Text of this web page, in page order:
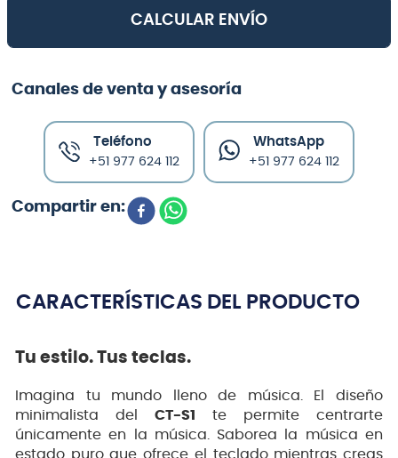
CALCULAR ENVÍO
Canales de venta y asesoría
Teléfono
+51 977 624 112
WhatsApp
+51 977 624 112
CARACTERÍSTICAS DEL PRODUCTO
Tu estilo. Tus teclas.
Imagina tu mundo lleno de música. El diseño
minimalista del CT-S1
te permite centrarte
únicamente en la música. Saborea la música en
estado puro que ofrece el teclado mientras creas